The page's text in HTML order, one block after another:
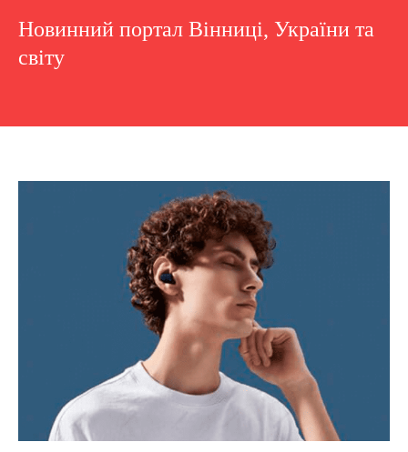
Новинний портал Вінниці, України та
світу